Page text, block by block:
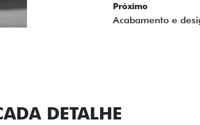
Próximo
Conjunto de luzes
Next
DETALHE